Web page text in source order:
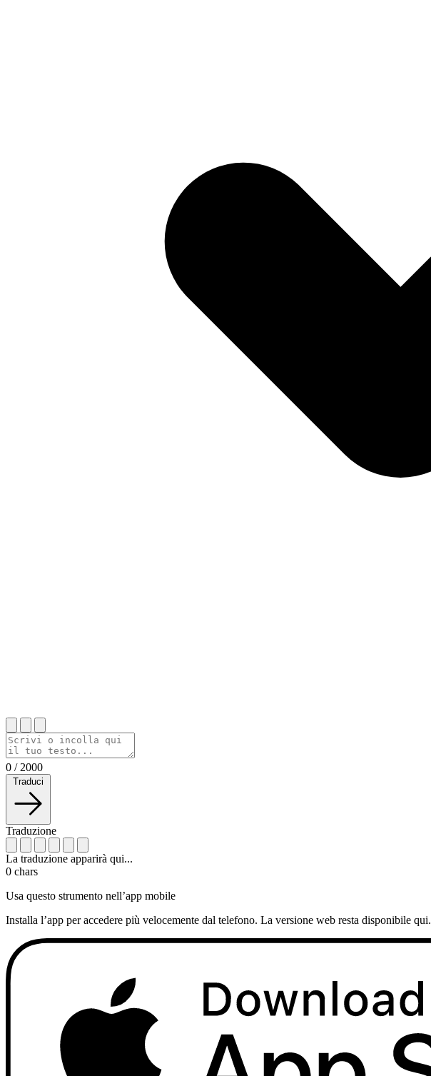
0 / 2000
Traduci
Traduzione
La traduzione apparirà qui...
0 chars
Usa questo strumento nell’app mobile
Installa l’app per accedere più velocemente dal telefono. La versione web resta disponibile qui.